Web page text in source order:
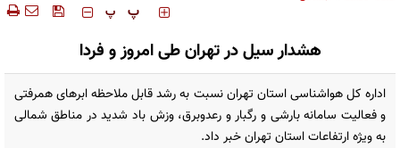
‍‍‍ پ پ
هشدار سیل در تهران طی امروز و فردا
اداره کل هواشناسی استان تهران نسبت به رشد قابل ملاحظه ابرهای همرفتی
و فعالیت سامانه بارشی و رگبار و رعدوبرق، وزش باد شدید در مناطق شمالی
به ویژه ارتفاعات استان تهران خبر داد.